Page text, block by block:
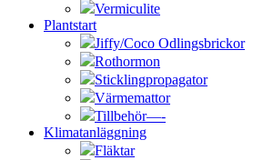
Vermiculite
Plantstart
Jiffy/Coco Odlingsbrickor
Rothormon
Sticklingpropagator
Värmemattor
Tillbehör—-
Klimatanläggning
Fläktar